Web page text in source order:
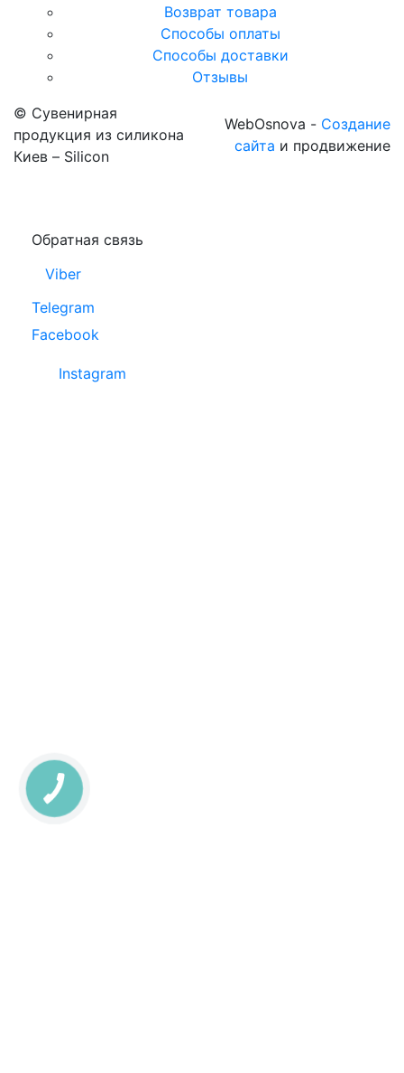
Возврат товара
Способы оплаты
Способы доставки
Отзывы
© Сувенирная
продукция из силикона
Киев – Silicon
WebOsnova - Создание
сайта и продвижение
Обратная связь
Viber
Telegram
Facebook
Instagram